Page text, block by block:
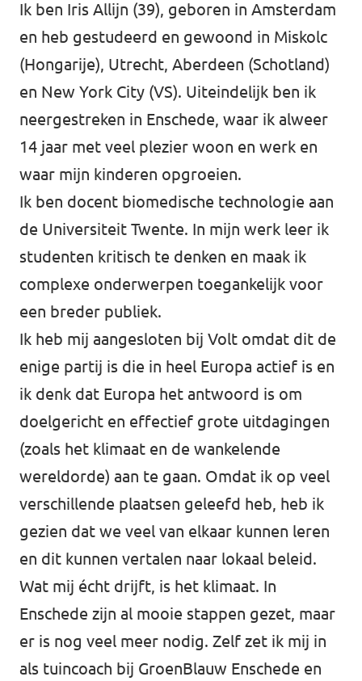
Almelo
Enschede
Hengelo
Zwolle
Ik ben Iris Allijn (39), geboren in Amsterdam
en heb gestudeerd en gewoond in Miskolc
(Hongarije), Utrecht, Aberdeen (Schotland)
en New York City (VS). Uiteindelijk ben ik
neergestreken in Enschede, waar ik alweer
14 jaar met veel plezier woon en werk en
waar mijn kinderen opgroeien.
Ik ben docent biomedische technologie aan
de Universiteit Twente. In mijn werk leer ik
studenten kritisch te denken en maak ik
complexe onderwerpen toegankelijk voor
een breder publiek.
Ik heb mij aangesloten bij Volt omdat dit de
enige partij is die in heel Europa actief is en
ik denk dat Europa het antwoord is om
doelgericht en effectief grote uitdagingen
(zoals het klimaat en de wankelende
wereldorde) aan te gaan. Omdat ik op veel
verschillende plaatsen geleefd heb, heb ik
gezien dat we veel van elkaar kunnen leren
en dit kunnen vertalen naar lokaal beleid.
Wat mij écht drijft, is het klimaat. In
Enschede zijn al mooie stappen gezet, maar
er is nog veel meer nodig. Zelf zet ik mij in
als tuincoach bij GroenBlauw Enschede en